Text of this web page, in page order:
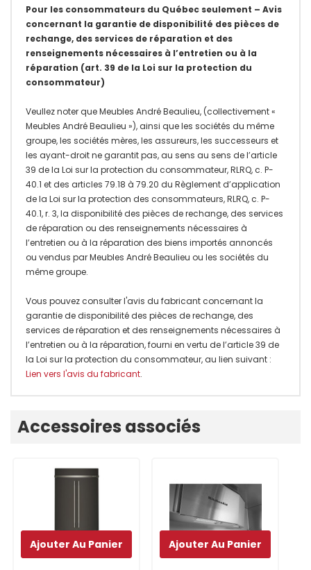
Pour les consommateurs du Québec seulement – Avis
concernant la garantie de disponibilité des pièces de
rechange, des services de réparation et des
renseignements nécessaires à l’entretien ou à la
réparation (art. 39 de la Loi sur la protection du
consommateur)
Veullez noter que Meubles André Beaulieu, (collectivement «
Meubles André Beaulieu »), ainsi que les sociétés du même
groupe, les sociétés mères, les assureurs, les successeurs et
les ayant-droit ne garantit pas, au sens au sens de l’article
39 de la Loi sur la protection du consommateur, RLRQ, c. P-
40.1 et des articles 79.18 à 79.20 du Règlement d’application
de la Loi sur la protection des consommateurs, RLRQ, c. P-
40.1, r. 3, la disponibilité des pièces de rechange, des services
de réparation ou des renseignements nécessaires à
l’entretien ou à la réparation des biens importés annoncés
ou vendus par Meubles André Beaulieu ou les sociétés du
même groupe.
Vous pouvez consulter l'avis du fabricant concernant la
garantie de disponibilité des pièces de rechange, des
services de réparation et des renseignements nécessaires à
l’entretien ou à la réparation, fourni en vertu de l’article 39 de
la Loi sur la protection du consommateur, au lien suivant :
Lien vers l'avis du fabricant.
personnalisé
Accessoires associés
Ajouter Au Panier Ajouter Au Panier